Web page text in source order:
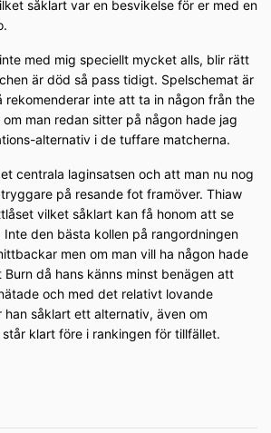
såklart var en besvikelse för er med en
med mig speciellt mycket alls, blir rätt
är död så pass tidigt. Spelschemat är
inte att ta in någon från the
man redan sitter på någon hade jag
alternativ i de tuffare matcherna.
centrala laginsatsen och att man nu nog
på resande fot framöver. Thiaw
vilket såklart kan få honom att se
Inte den bästa kollen på rangordningen
men om man vill ha någon hade
då hans känns minst benägen att
och med det relativt lovande
såklart ett alternativ, även om
klart före i rankingen för tillfället.